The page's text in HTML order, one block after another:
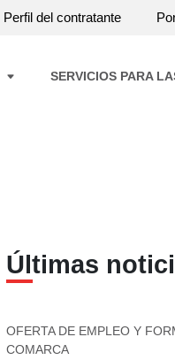
Perfil del contratante
SERVICIOS PARA
Últimas
OFERTA DE EMPLEO Y
COMARCA